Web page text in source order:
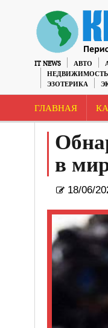
IT NEWS АВТО
НЕДВИЖИМОСТЬ
ЭЗОТЕРИКА
ГЛАВНАЯ
в
18/06/